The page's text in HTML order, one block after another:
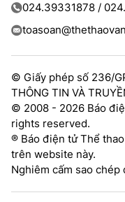
024.39331878 /
© Giấy phép số 236/
THÔNG TIN VÀ
© 2008 - 2026 Báo
rights reserved.
® Báo điện tử Thể
trên website này.
Nghiêm cấm sao